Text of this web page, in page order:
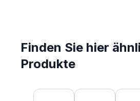
Finden Sie hier
Produkte
Produktgalerie überspringen